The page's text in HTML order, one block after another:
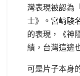
灣表現被認為
士》。宮﨑駿
的表現，《神
績，台灣這邊
可是片子本身